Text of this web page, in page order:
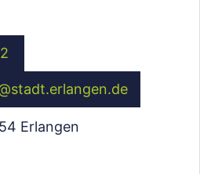
stadt.erlangen.de
Erlangen